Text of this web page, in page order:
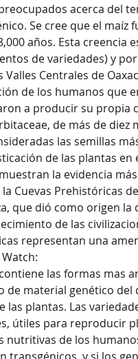
acerca del
Se cree que el maíz
años. Esta
de variedades) y
Valles Centrales de
de los humanos que
a producir su propia
de más de
las semillas
de las plantas
la evidencia
Cuevas Prehistóricas
que dió como origen
de las
representan una
las formas mas
de material genético
las plantas. Las
útiles para reproducir
nutritivas de los
transgénicos, y si los